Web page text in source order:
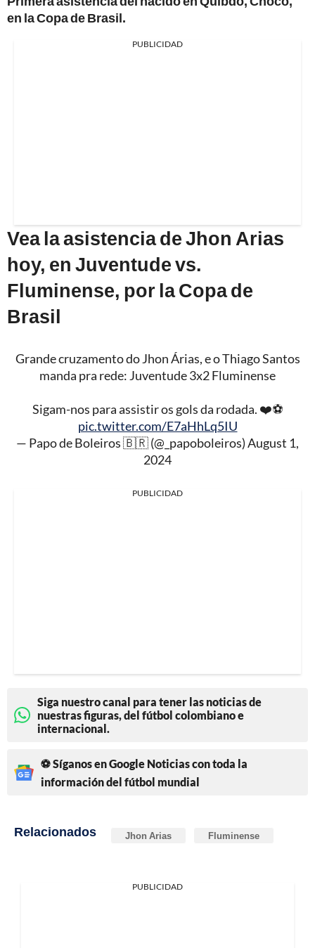
en la Copa de Brasil.
PUBLICIDAD
Vea la asistencia de Jhon Arias
hoy, en Juventude vs.
Fluminense, por la Copa de
Brasil
Grande cruzamento do Jhon Árias, e o Thiago Santos
manda pra rede: Juventude 3x2 Fluminense
Sigam-nos para assistir os gols da rodada. ❤️⚽
pic.twitter.com/E7aHhLq5IU
— Papo de Boleiros 🇧🇷 (@_papoboleiros)August 1,
2024
PUBLICIDAD
Siga nuestro canal para tener las noticias de
nuestras figuras, del fútbol colombiano e
internacional.
⚽ Síganos en Google Noticias con toda la
información del fútbol mundial
Relacionados Jhon Arias Fluminense
PUBLICIDAD